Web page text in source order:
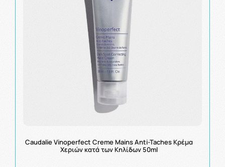
Caudalie Vinoperfect Creme Mains Anti-Taches Κρέμα
Χεριών κατά των Κηλίδων 50ml